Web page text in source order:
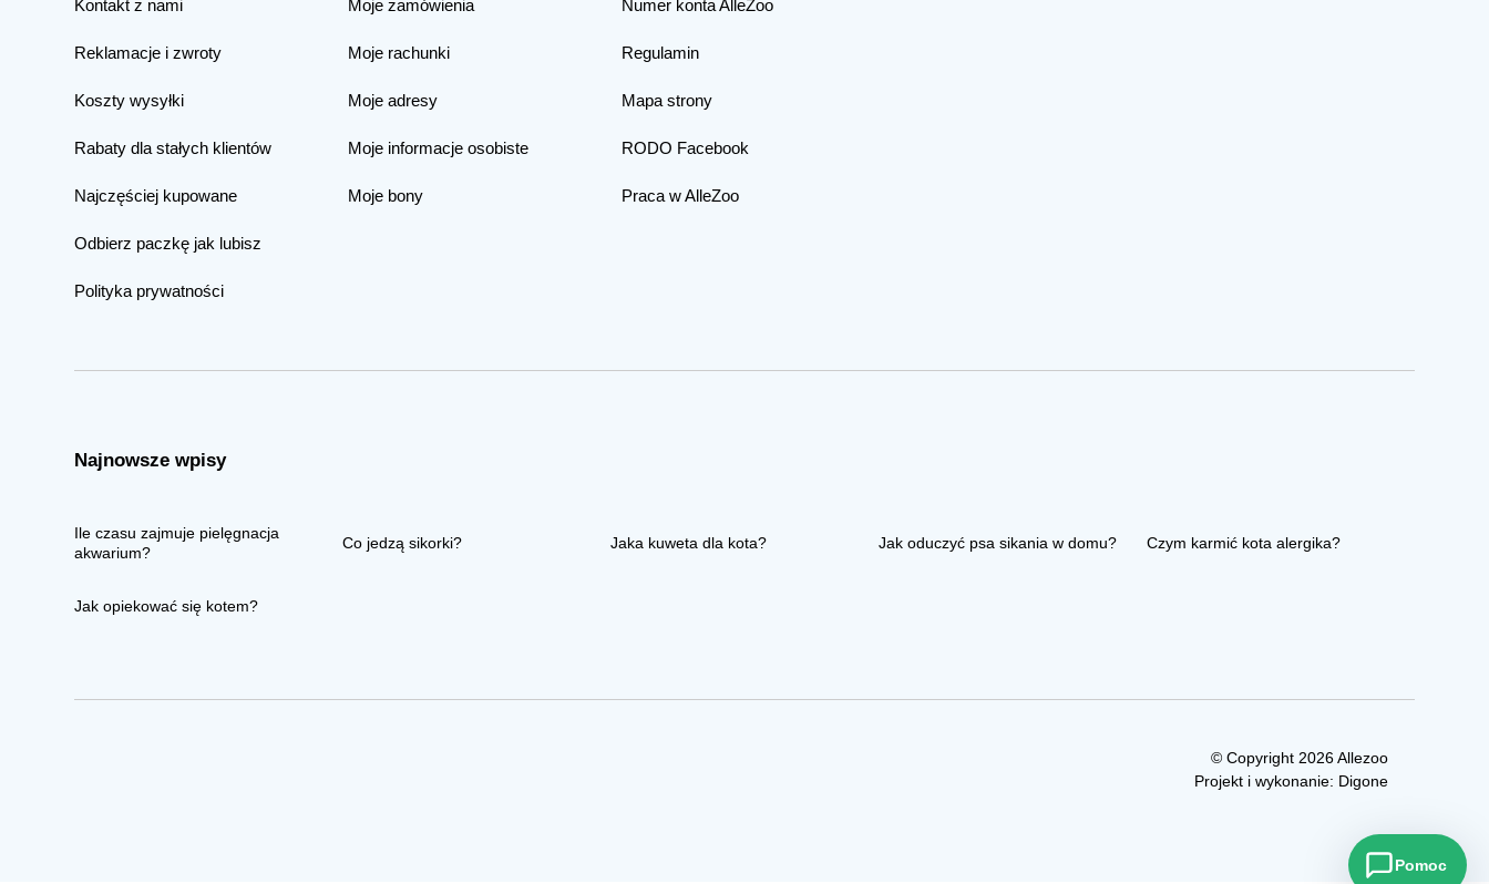
Kontakt z nami
Reklamacje i zwroty
Koszty wysyłki
Rabaty dla stałych klientów
Najczęściej kupowane
Odbierz paczkę jak lubisz
Polityka prywatności
Moje zamówienia
Moje rachunki
Moje adresy
Moje informacje osobiste
Moje bony
Numer konta AlleZoo
Regulamin
Mapa strony
RODO Facebook
Praca w AlleZoo
Najnowsze wpisy
Ile czasu zajmuje pielęgnacja
akwarium?
Co jedzą sikorki? Jaka kuweta dla kota? Jak oduczyć psa sikania w domu? Czym karmić kota alergika?
Jak opiekować się kotem?
© Copyright 2026 Allezoo
Projekt i wykonanie: Digone
Pomoc